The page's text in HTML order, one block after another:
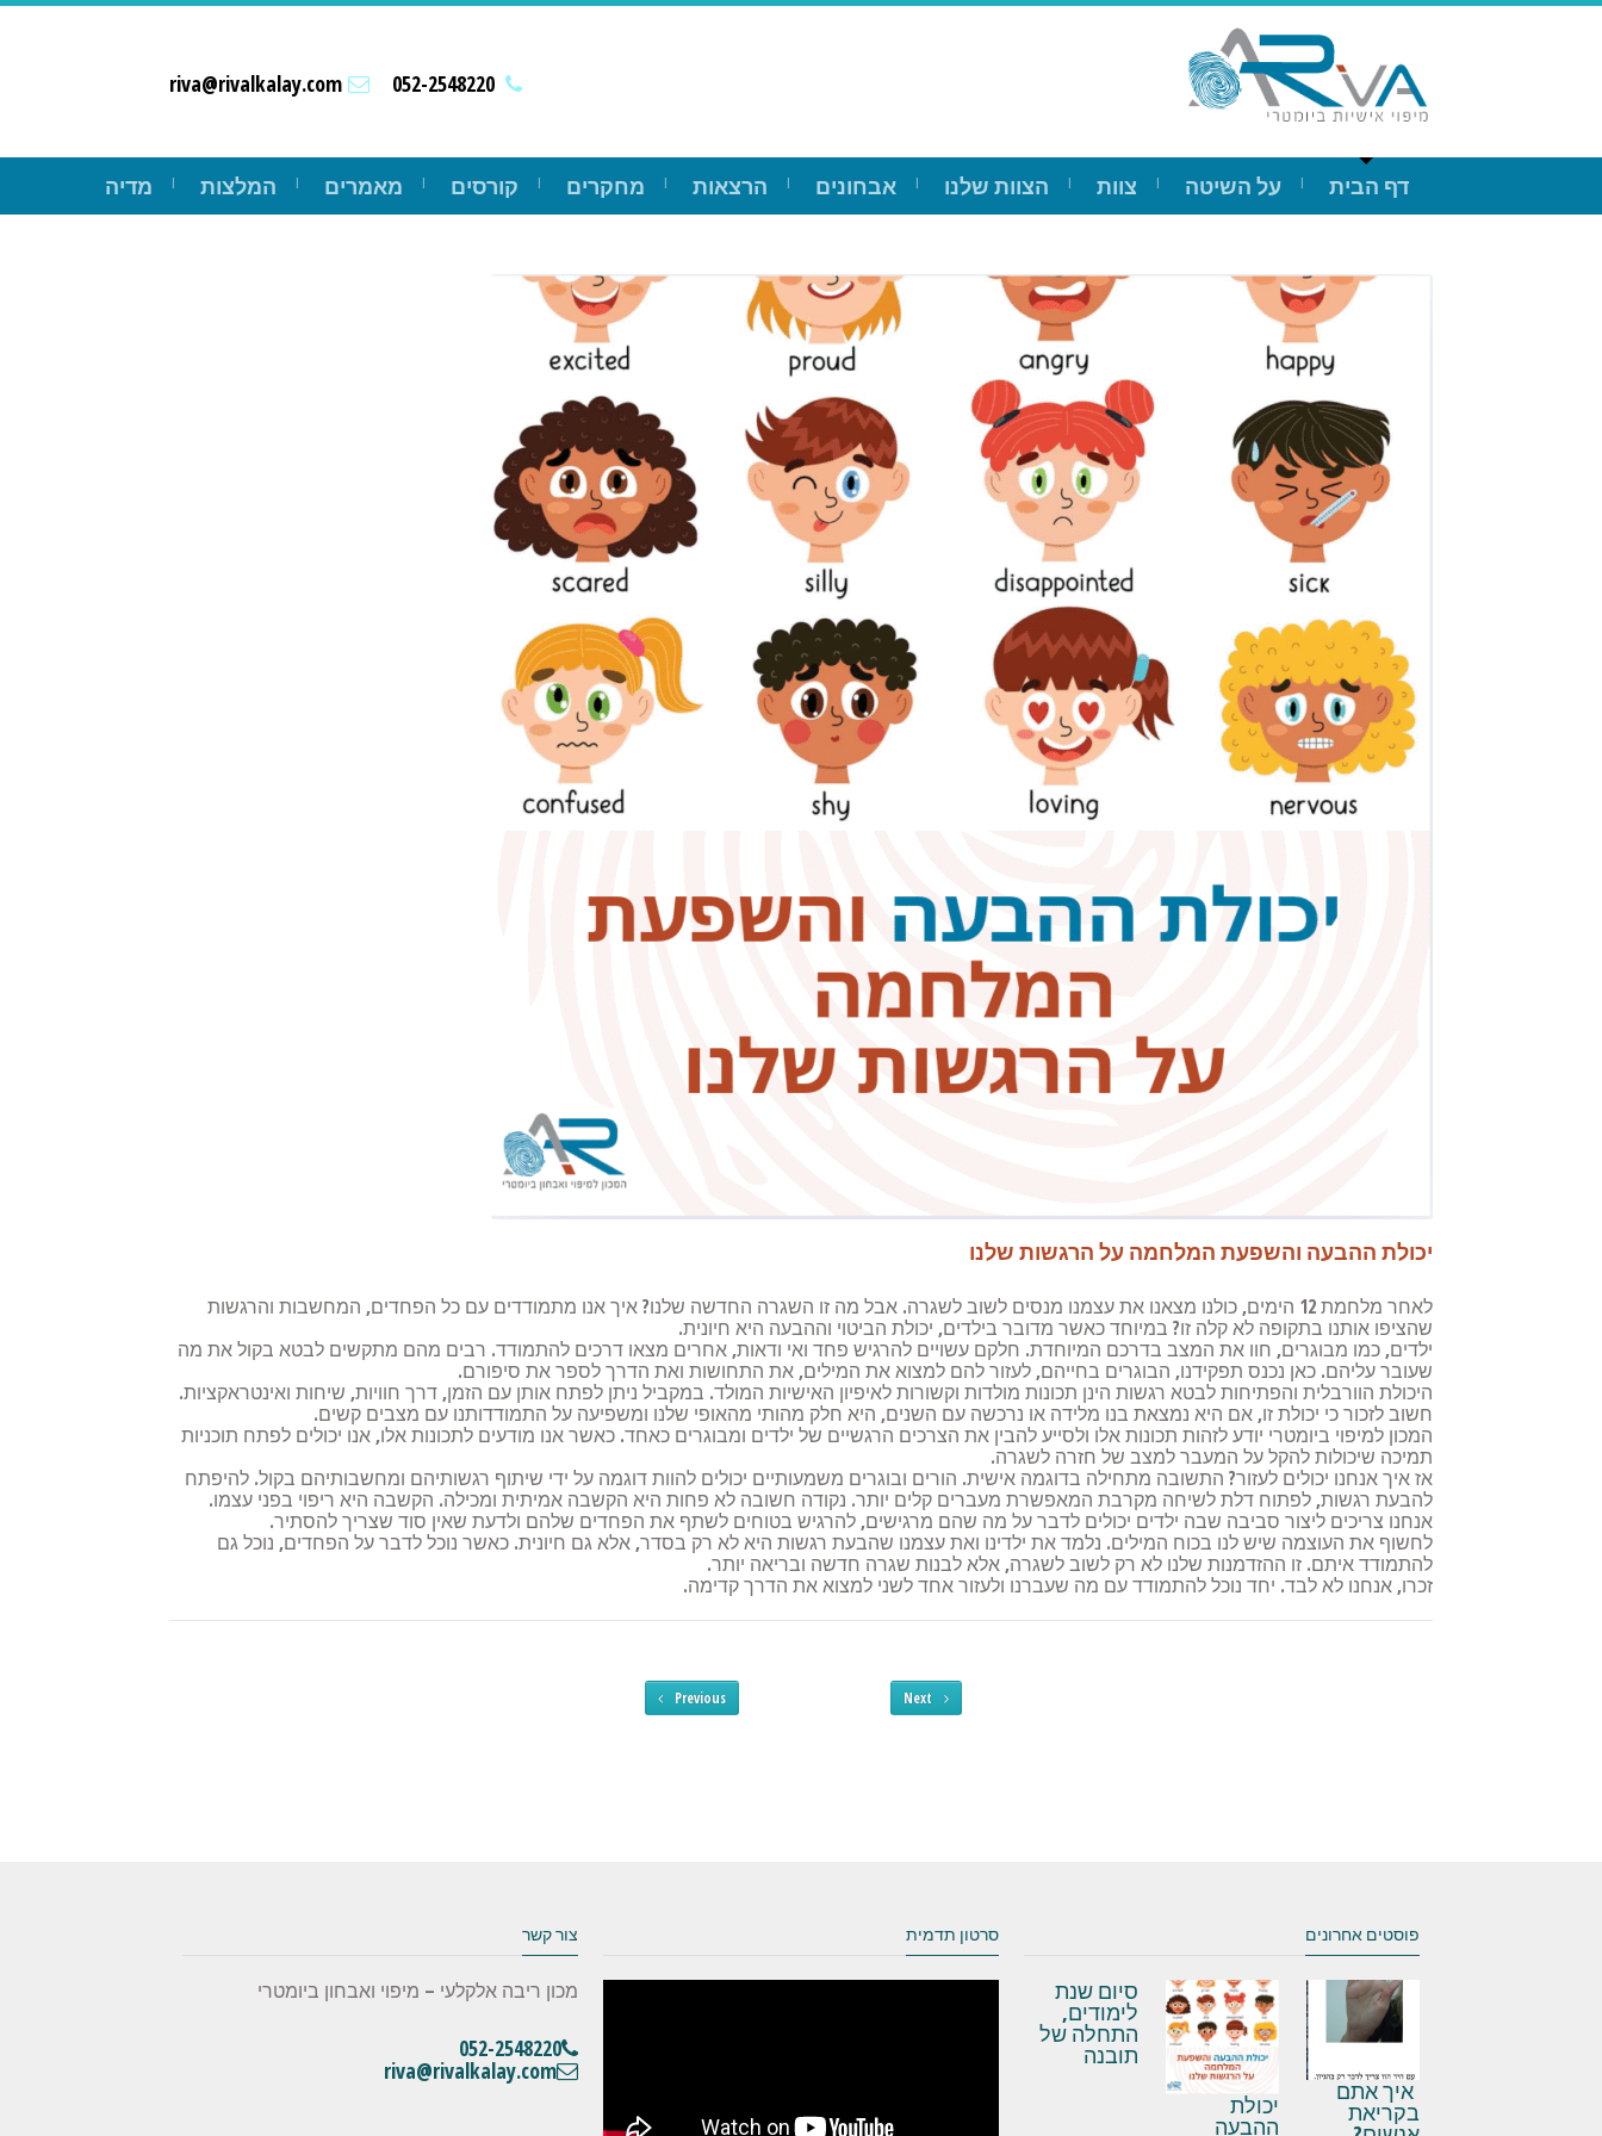
riva@rivalkalay.com 052-2548220
דף הבית על השיטה צוות הצוות שלנו אבחונים הרצאות מחקרים קורסים מאמרים המלצות מדיה
יכולת ההבעה והשפעת המלחמה על הרגשות שלנו
לאחר מלחמת 12 הימים, כולנו מצאנו את עצמנו מנסים לשוב לשגרה. אבל מה זו השגרה החדשה שלנו? איך אנו מתמודדים עם כל הפחדים, המחשבות והרגשות
שהציפו אותנו בתקופה לא קלה זו? במיוחד כאשר מדובר בילדים, יכולת הביטוי וההבעה היא חיונית.
ילדים, כמו מבוגרים, חוו את המצב בדרכם המיוחדת. חלקם עשויים להרגיש פחד ואי ודאות, אחרים מצאו דרכים להתמודד. רבים מהם מתקשים לבטא בקול את מה
שעובר עליהם. כאן נכנס תפקידנו, הבוגרים בחייהם, לעזור להם למצוא את המילים, את התחושות ואת הדרך לספר את סיפורם.
היכולת הוורבלית והפתיחות לבטא רגשות הינן תכונות מולדות וקשורות לאיפיון האישיות המולד. במקביל ניתן לפתח אותן עם הזמן, דרך חוויות, שיחות ואינטראקציות.
חשוב לזכור כי יכולת זו, אם היא נמצאת בנו מלידה או נרכשה עם השנים, היא חלק מהותי מהאופי שלנו ומשפיעה על התמודדותנו עם מצבים קשים.
המכון למיפוי ביומטרי יודע לזהות תכונות אלו ולסייע להבין את הצרכים הרגשיים של ילדים ומבוגרים כאחד. כאשר אנו מודעים לתכונות אלו, אנו יכולים לפתח תוכניות
תמיכה שיכולות להקל על המעבר למצב של חזרה לשגרה.
אז איך אנחנו יכולים לעזור? התשובה מתחילה בדוגמה אישית. הורים ובוגרים משמעותיים יכולים להוות דוגמה על ידי שיתוף רגשותיהם ומחשבותיהם בקול. להיפתח
להבעת רגשות, לפתוח דלת לשיחה מקרבת המאפשרת מעברים קלים יותר. נקודה חשובה לא פחות היא הקשבה אמיתית ומכילה. הקשבה היא ריפוי בפני עצמו.
אנחנו צריכים ליצור סביבה שבה ילדים יכולים לדבר על מה שהם מרגישים, להרגיש בטוחים לשתף את הפחדים שלהם ולדעת שאין סוד שצריך להסתיר.
לחשוף את העוצמה שיש לנו בכוח המילים. נלמד את ילדינו ואת עצמנו שהבעת רגשות היא לא רק בסדר, אלא גם חיונית. כאשר נוכל לדבר על הפחדים, נוכל גם
להתמודד איתם. זו ההזדמנות שלנו לא רק לשוב לשגרה, אלא לבנות שגרה חדשה ובריאה יותר.
זכרו, אנחנו לא לבד. יחד נוכל להתמודד עם מה שעברנו ולעזור אחד לשני למצוא את הדרך קדימה.
Previous Next
פוסטים אחרונים
איך אתם
בקריאת יכולת
ההבעה
סיום שנת
לימודים,
התחלה של
תובנה
סרטון תדמית צור קשר
מכון ריבה אלקלעי – מיפוי ואבחון ביומטרי
052-2548220
riva@rivalkalay.com